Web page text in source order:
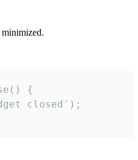
{
closed');